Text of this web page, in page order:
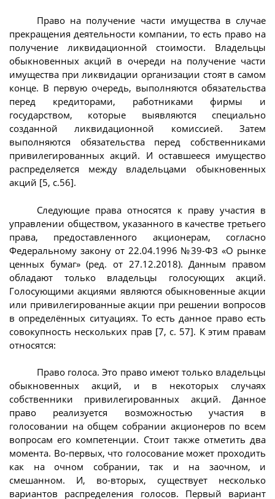
Право на получение части имущества в случае
прекращения деятельности компании, то есть право на
получение ликвидационной стоимости. Владельцы
обыкновенных акций в очереди на получение части
имущества при ликвидации организации стоят в самом
конце. В первую очередь, выполняются обязательства
перед кредиторами, работниками фирмы и
государством, которые выявляются специально
созданной ликвидационной комиссией. Затем
выполняются обязательства перед собственниками
привилегированных акций. И оставшееся имущество
распределяется между владельцами обыкновенных
акций [5, с.56].
Следующие права относятся к праву участия в
управлении обществом, указанного в качестве третьего
права, предоставленного акционерам, согласно
Федеральному закону от 22.04.1996 №39-ФЗ «О рынке
ценных бумаг» (ред. от 27.12.2018). Данным правом
обладают только владельцы голосующих акций.
Голосующими акциями являются обыкновенные акции
или привилегированные акции при решении вопросов
в определённых ситуациях. То есть данное право есть
совокупность нескольких прав [7, с. 57]. К этим правам
относятся:
Право голоса. Это право имеют только владельцы
обыкновенных акций, и в некоторых случаях
собственники привилегированных акций. Данное
право реализуется возможностью участия в
голосовании на общем собрании акционеров по всем
вопросам его компетенции. Стоит также отметить два
момента. Во-первых, что голосование может проходить
как на очном собрании, так и на заочном, и
смешанном. И, во-вторых, существует несколько
вариантов распределения голосов. Первый вариант